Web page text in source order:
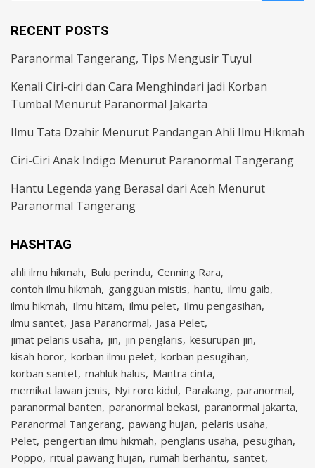
RECENT POSTS
Paranormal Tangerang, Tips Mengusir Tuyul
Kenali Ciri-ciri dan Cara Menghindari jadi Korban
Tumbal Menurut Paranormal Jakarta
Ilmu Tata Dzahir Menurut Pandangan Ahli Ilmu Hikmah
Ciri-Ciri Anak Indigo Menurut Paranormal Tangerang
Hantu Legenda yang Berasal dari Aceh Menurut
Paranormal Tangerang
HASHTAG
ahli ilmu hikmah Bulu perindu Cenning Rara
contoh ilmu hikmah gangguan mistis hantu ilmu gaib
ilmu hikmah Ilmu hitam ilmu pelet Ilmu pengasihan
ilmu santet Jasa Paranormal Jasa Pelet
jimat pelaris usaha jin jin penglaris kesurupan jin
kisah horor korban ilmu pelet korban pesugihan
korban santet mahluk halus Mantra cinta
memikat lawan jenis Nyi roro kidul Parakang paranormal
paranormal banten paranormal bekasi paranormal jakarta
Paranormal Tangerang pawang hujan pelaris usaha
Pelet pengertian ilmu hikmah penglaris usaha pesugihan
Poppo ritual pawang hujan rumah berhantu santet